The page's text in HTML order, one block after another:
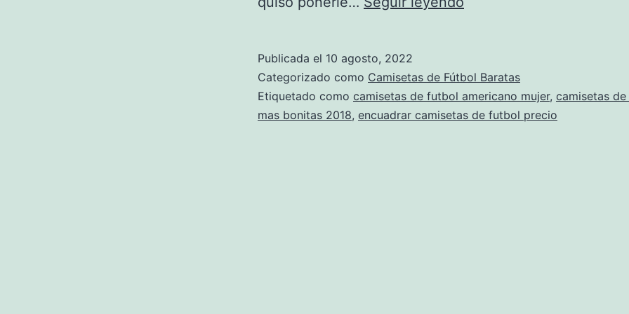
Publicada el 10 agosto, 2022
Categorizado como Camisetas de Fútbol Baratas
Etiquetado como camisetas de futbol americano mujer, camisetas
mas bonitas 2018, encuadrar camisetas de futbol precio